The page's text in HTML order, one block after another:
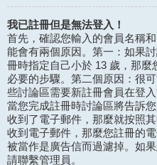
我已註冊但是無法登入！
首先，確認您輸入的會員名稱
能會有兩個原因。第一：如果
冊時指定自己小於 13 歲，那
必要的步驟。第二個原因：很
些討論區需要新註冊會員在登
當您完成註冊時討論區將告訴
收到了電子郵件，那麼就按照
收到電子郵件，那麼您註冊的
被當作是廣告信而過濾掉。如
請聯繫管理員。